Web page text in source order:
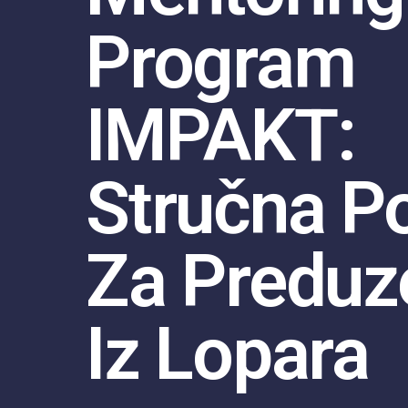
Program
IMPAKT:
Stručna
Za
Iz Lopara